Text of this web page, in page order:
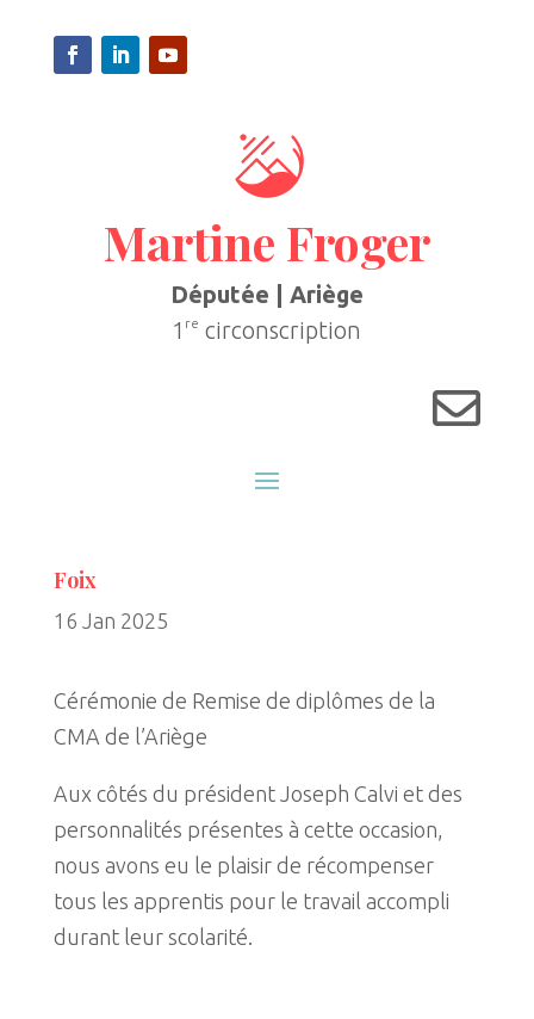
Martine Froger
Députée | Ariège
1 re circonscription

Foix
16 Jan 2025
Cérémonie de Remise de diplômes de la
CMA de l’Ariège
Aux côtés du président Joseph Calvi et des
personnalités présentes à cette occasion,
nous avons eu le plaisir de récompenser
tous les apprentis pour le travail accompli
durant leur scolarité.